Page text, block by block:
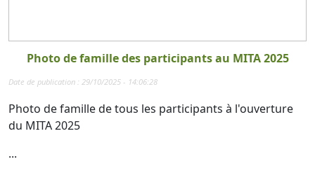
Photo de famille des participants au MITA 2025
Date de publication : 29/10/2025 - 14:06:28
Photo de famille de tous les participants à l'ouverture
du MITA 2025
...